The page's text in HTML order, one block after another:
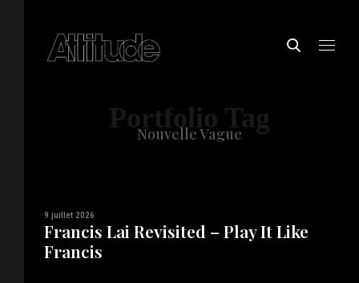
Portfolio Tag
Nouvelle Vague
9 juillet 2026
Francis Lai Revisited – Play It Like
Francis